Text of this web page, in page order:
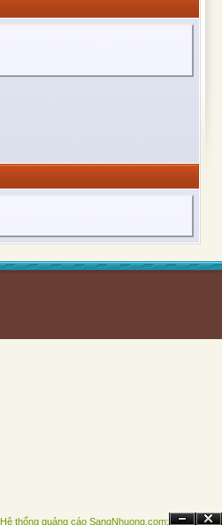
Hệ thống quảng cáo SangNhuong.com;